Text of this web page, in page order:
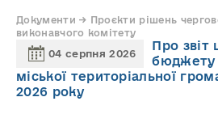
Документи → Проєкти рішень
виконавчого комітету
04 серпня 2026
Про звіт
бюджету
міської територіальної
2026 року